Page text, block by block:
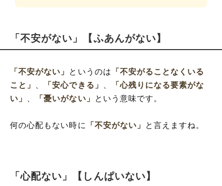
「不安がない」【ふあんがない】
「不安がない」 というのは
「不安がることなくいる
こと」
「安心できる」
「心残りになる要素がな
い」
「憂いがない」 という意味です。
何の心配もない時に 「不安がない」 と言えますね。
「心配ない」【しんぱいない】